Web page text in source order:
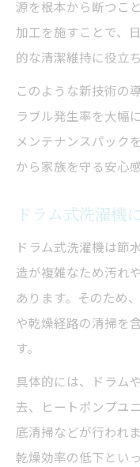
源を根本から断つこ
加工を施すことで、
的な清潔維持に役立ち
このような新技術の
ラブル発生率を大幅
メンテナンスパック
から家族を守る安心
ドラム式洗濯機
ドラム式洗濯機は節
造が複雑なため汚れ
あります。そのため
や乾燥経路の清掃を
す。
具体的には、ドラム
去、ヒートポンプユ
底清掃などが行われ
乾燥効率の低下とい